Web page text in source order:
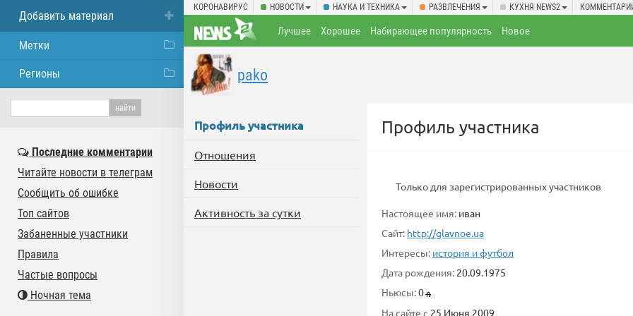
КОРОНАВИРУС НОВОСТИ НАУКА И ТЕХНИКА РАЗВЛЕЧЕНИЯ КУХНЯ NEWS2
Лучшее Хорошее Набирающее популярность Новое
pako
Профиль участника
Отношения
Новости
Активность за сутки
Профиль участника
Только для зарегистрированных участников
Настоящее имя: иван
Сайт: http://glavnoe.ua
Интересы: история и футбол
Дата рождения: 20.09.1975
Ньюсы:0
На сайте с 25 Июня 2009
Добавить материал
Метки
Регионы
Последние комментарии
Читайте новости в телеграм
Сообщить об ошибке
Топ сайтов
Забаненные участники
Правила
Частые вопросы
Ночная тема